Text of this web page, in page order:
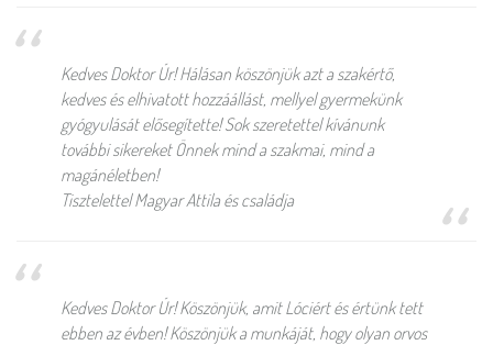
Kedves Doktor Úr! Hálásan köszönjük azt a szakértő,
kedves és elhivatott hozzáállást, mellyel gyermekünk
gyógyulását elősegítette! Sok szeretettel kívánunk
további sikereket Önnek mind a szakmai, mind a
magánéletben!
Tisztelettel Magyar Attila és családja
Kedves Doktor Úr! Köszönjük, amit Lóciért és értünk tett
ebben az évben! Köszönjük a munkáját, hogy olyan orvos